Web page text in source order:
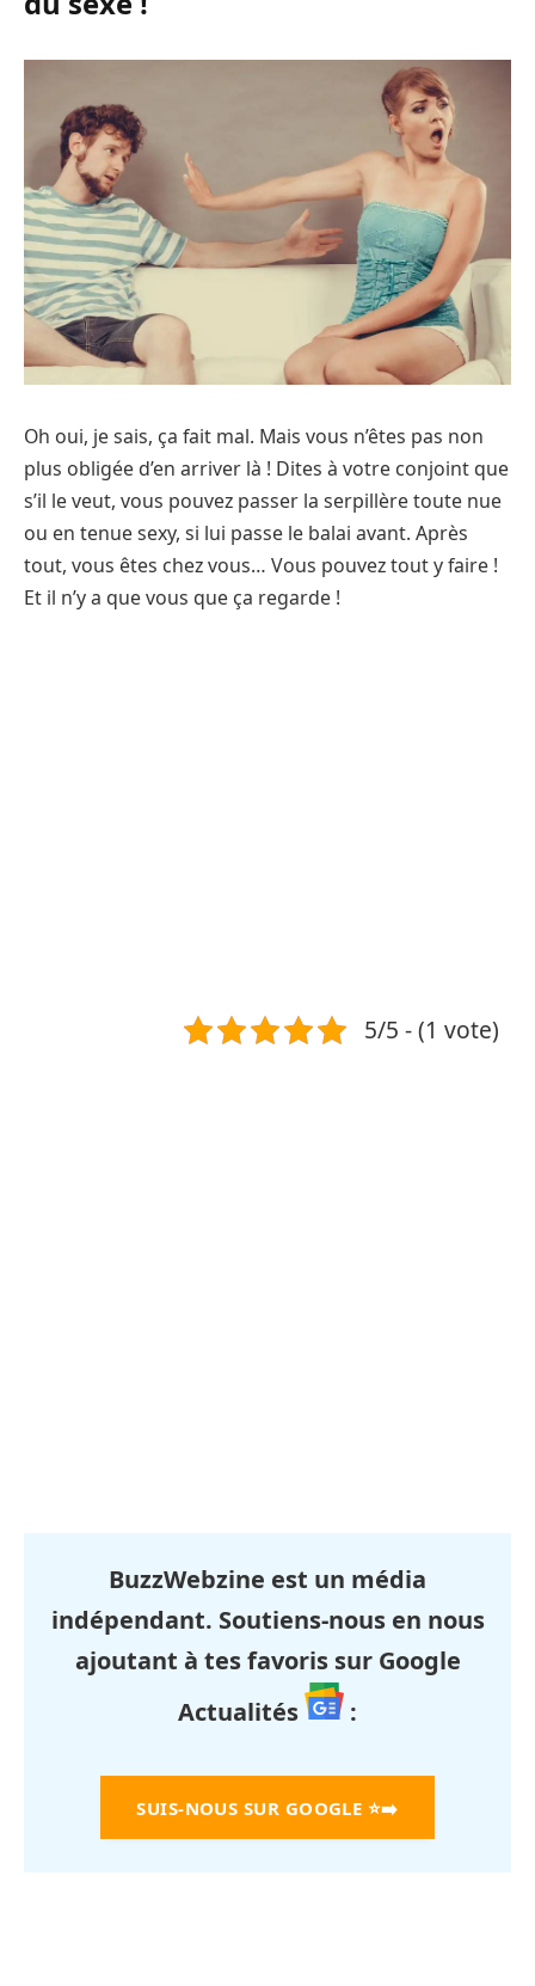
Oh oui, je sais, ça fait mal. Mais vous n’êtes pas non
plus obligée d’en arriver là ! Dites à votre conjoint que
s’il le veut, vous pouvez passer la serpillère toute nue
ou en tenue sexy, si lui passe le balai avant. Après
tout, vous êtes chez vous… Vous pouvez tout y faire !
Et il n’y a que vous que ça regarde !
5/5 - (1 vote)
BuzzWebzine est un média
indépendant. Soutiens-nous en nous
ajoutant à tes favoris sur Google
Actualités
:
SUIS-NOUS SUR GOOGLE ⭐➡️